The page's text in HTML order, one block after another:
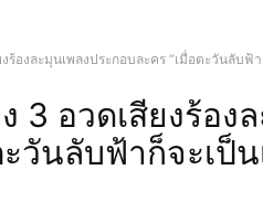
ร้องละมุนเพลงประกอบละคร “เมื่อตะวันลับฟ้
3 อวดเสียงร้อง
วันลับฟ้าก็จะเป็น